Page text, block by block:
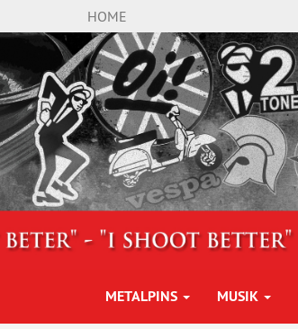
HOME
METALPINS MUSIK